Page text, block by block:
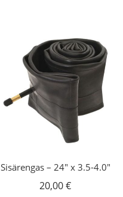
Sisärengas – 24″ x 3.5-4.0″
20,00€